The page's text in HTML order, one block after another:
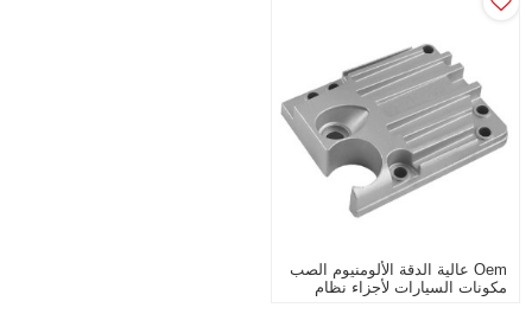
Oem عالية الدقة الألومنيوم الصب
مكونات السيارات لأجزاء نظام